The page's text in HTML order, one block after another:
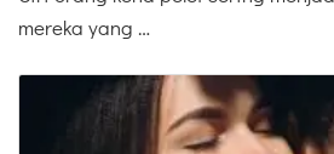
mereka yang …